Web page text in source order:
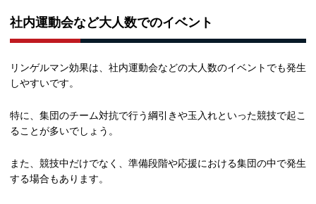
社内運動会など大人数でのイベント
リンゲルマン効果は、社内運動会などの大人数のイベントでも発生
しやすいです。
特に、集団のチーム対抗で行う綱引きや玉入れといった競技で起こ
ることが多いでしょう。
また、競技中だけでなく、準備段階や応援における集団の中で発生
する場合もあります。